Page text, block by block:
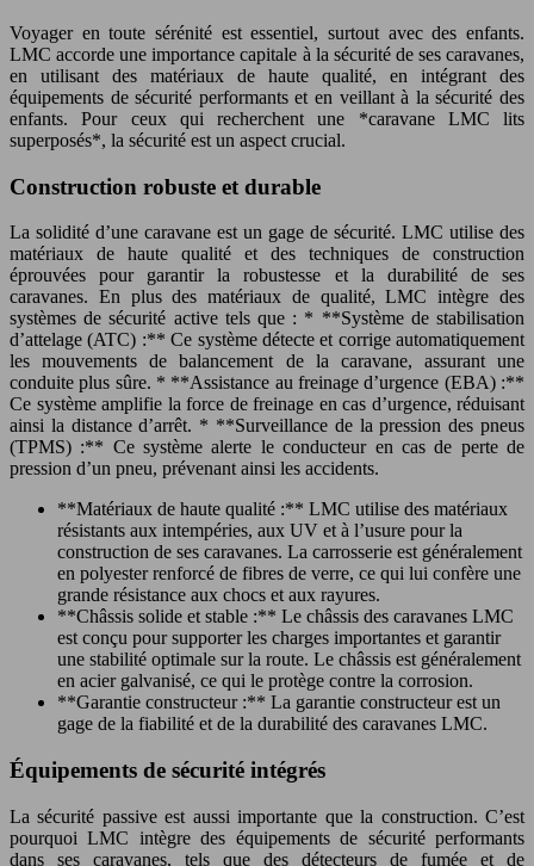
Voyager en toute sérénité est essentiel, surtout avec des enfants.
LMC accorde une importance capitale à la sécurité de ses caravanes,
en utilisant des matériaux de haute qualité, en intégrant des
équipements de sécurité performants et en veillant à la sécurité des
enfants. Pour ceux qui recherchent une *caravane LMC lits
superposés*, la sécurité est un aspect crucial.
Construction robuste et durable
La solidité d’une caravane est un gage de sécurité. LMC utilise des
matériaux de haute qualité et des techniques de construction
éprouvées pour garantir la robustesse et la durabilité de ses
caravanes. En plus des matériaux de qualité, LMC intègre des
systèmes de sécurité active tels que : * **Système de stabilisation
d’attelage (ATC) :** Ce système détecte et corrige automatiquement
les mouvements de balancement de la caravane, assurant une
conduite plus sûre. * **Assistance au freinage d’urgence (EBA) :**
Ce système amplifie la force de freinage en cas d’urgence, réduisant
ainsi la distance d’arrêt. * **Surveillance de la pression des pneus
(TPMS) :** Ce système alerte le conducteur en cas de perte de
pression d’un pneu, prévenant ainsi les accidents.
**Matériaux de haute qualité :** LMC utilise des matériaux
résistants aux intempéries, aux UV et à l’usure pour la
construction de ses caravanes. La carrosserie est généralement
en polyester renforcé de fibres de verre, ce qui lui confère une
grande résistance aux chocs et aux rayures.
**Châssis solide et stable :** Le châssis des caravanes LMC
est conçu pour supporter les charges importantes et garantir
une stabilité optimale sur la route. Le châssis est généralement
en acier galvanisé, ce qui le protège contre la corrosion.
**Garantie constructeur :** La garantie constructeur est un
gage de la fiabilité et de la durabilité des caravanes LMC.
Équipements de sécurité intégrés
La sécurité passive est aussi importante que la construction. C’est
pourquoi LMC intègre des équipements de sécurité performants
dans ses caravanes, tels que des détecteurs de fumée et de